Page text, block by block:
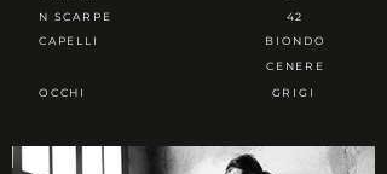
N SCARPE
CAPELLI
OCCHI
42
BIONDO
CENERE
GRIGI